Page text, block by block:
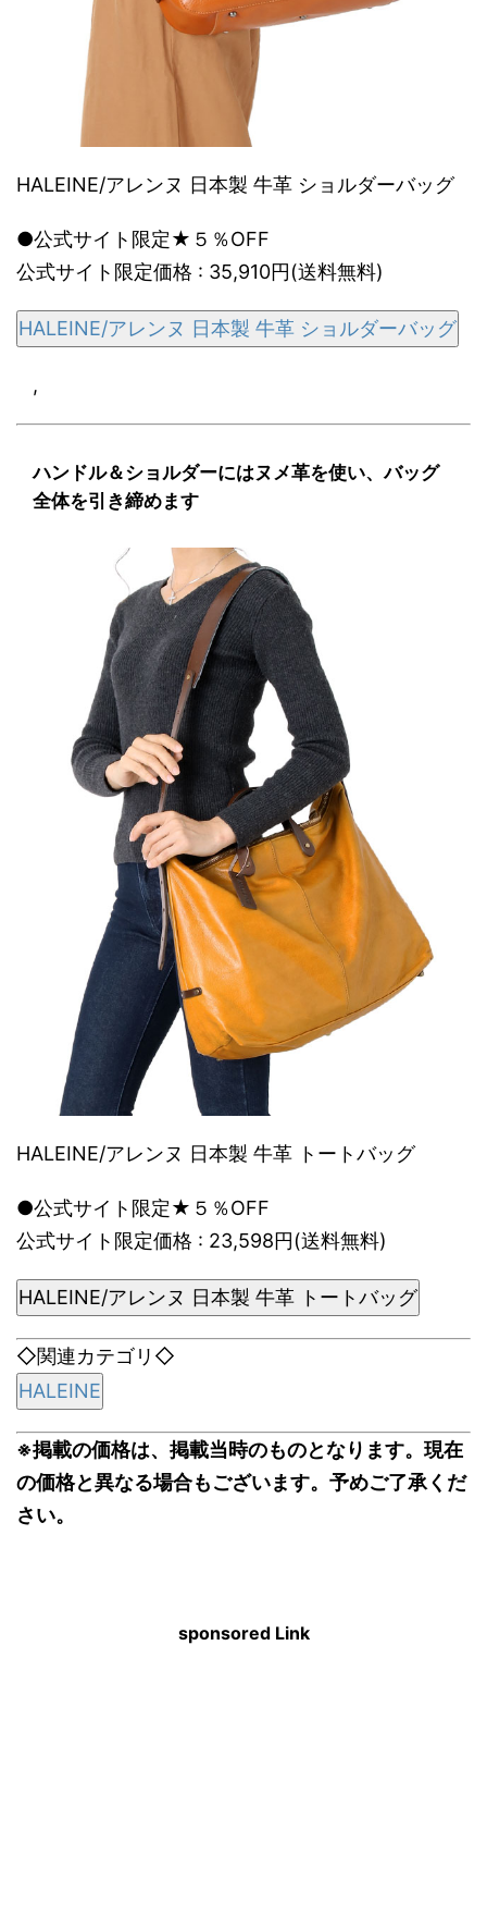
HALEINE/アレンヌ 日本製 牛革 ショルダーバッグ
●公式サイト限定★５％OFF
公式サイト限定価格 : 35,910円(送料無料)
HALEINE/アレンヌ 日本製 牛革 ショルダーバッグ
,
ハンドル＆ショルダーにはヌメ革を使い、バッグ
全体を引き締めます
HALEINE/アレンヌ 日本製 牛革 トートバッグ
●公式サイト限定★５％OFF
公式サイト限定価格 : 23,598円(送料無料)
HALEINE/アレンヌ 日本製 牛革 トートバッグ
◇関連カテゴリ◇
HALEINE
※掲載の価格は、掲載当時のものとなります。現在
の価格と異なる場合もございます。予めご了承くだ
さい。
sponsored Link